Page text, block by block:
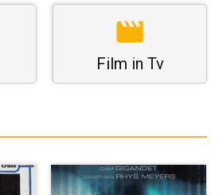
Film in Tv